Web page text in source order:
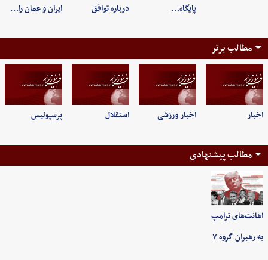
پایگاه… درباره توافق ایران و عمان را…
مطالب برتر
اخبار اخبار ورزشی استقلال پرسپولیس
مطالب پیشنهادی
اهانت‌های ترامپ
به رهبران گروه ۷